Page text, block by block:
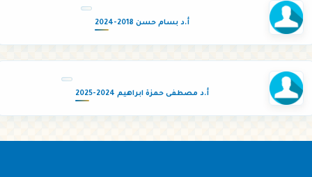
أ.د بسام حسن 2018-2024
أ.د مصطفى حمزة ابراهيم 2024-2025